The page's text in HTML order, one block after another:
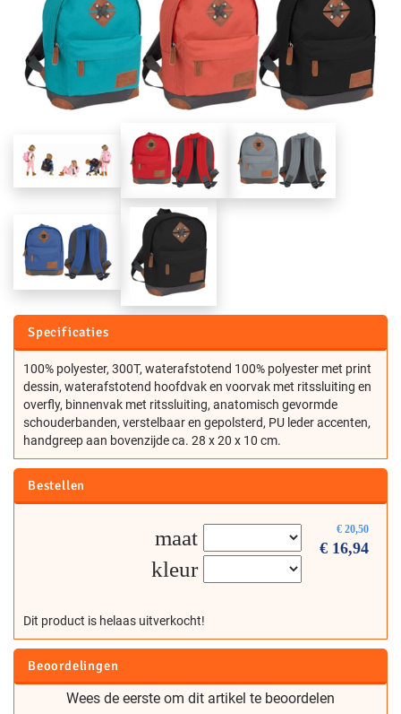
Specificaties
100% polyester, 300T, waterafstotend 100% polyester met print
dessin, waterafstotend hoofdvak en voorvak met ritssluiting en
overfly, binnenvak met ritssluiting, anatomisch gevormde
schouderbanden, verstelbaar en gepolsterd, PU leder accenten,
handgreep aan bovenzijde ca. 28 x 20 x 10 cm.
Bestellen
€ 20,50
€ 16,94
maat
kleur
Dit product is helaas uitverkocht!
Beoordelingen
Wees de eerste om dit artikel te beoordelen